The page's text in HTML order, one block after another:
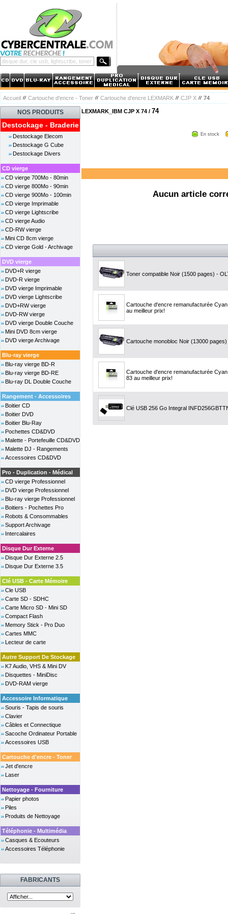
Accueil Cartouche d'encre - Toner Cartouche d'encre LEXMARK CJP X 74
NOS PRODUITS
Destockage - Braderie
Destockage Elecom
Destockage G Cube
Destockage Divers
CD vierge
CD vierge 700Mo - 80min
CD vierge 800Mo - 90min
CD vierge 900Mo - 100min
CD vierge Imprimable
CD vierge Lightscribe
CD vierge Audio
CD-RW vierge
Mini CD 8cm vierge
CD vierge Gold - Archivage
DVD vierge
DVD+R vierge
DVD-R vierge
DVD vierge Imprimable
DVD vierge Lightscribe
DVD+RW vierge
DVD-RW vierge
DVD vierge Double Couche
Mini DVD 8cm vierge
DVD vierge Archivage
Blu-ray vierge
Blu-ray vierge BD-R
Blu-ray vierge BD-RE
Blu-ray DL Double Couche
Rangement - Accessoires
Boitier CD
Boitier DVD
Boitier Blu-Ray
Pochettes CD&DVD
Malette - Portefeuille CD&DVD
Malette DJ - Rangements
Accessoires CD&DVD
Pro - Duplication - Médical
CD vierge Professionnel
DVD vierge Professionnel
Blu-ray vierge Professionnel
Boitiers - Pochettes Pro
Robots & Consommables
Support Archivage
Intercalaires
Disque Dur Externe
Disque Dur Externe 2.5
Disque Dur Externe 3.5
Clé USB - Carte Mémoire
Cle USB
Carte SD - SDHC
Carte Micro SD - Mini SD
Compact Flash
Memory Stick - Pro Duo
Cartes MMC
Lecteur de carte
Autre Support De Stockage
K7 Audio, VHS & Mini DV
Disquettes - MiniDisc
DVD-RAM vierge
Accessoire Informatique
Souris - Tapis de souris
Clavier
Câbles et Connectique
Sacoche Ordinateur Portable
Accessoires USB
Cartouche d'encre - Toner
Jet d'encre
Laser
Nettoyage - Fourniture
Papier photos
Piles
Produits de Nettoyage
Téléphonie - Multimédia
Casques & Ecouteurs
Accessoires Téléphonie
FABRICANTS
LEXMARK_IBM CJP X 74 / 74
En stock
Aucun article
Toner compatible Noir (1500 pages) -
Cartouche d'encre remanufacturée
au meilleur prix!
Cartouche monobloc Noir (13000
Cartouche d'encre remanufacturée
83 au meilleur prix!
Clé USB 256 Go Integral